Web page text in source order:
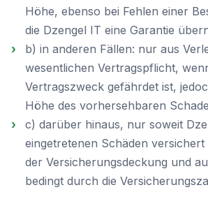
Höhe, ebenso bei Fehlen einer
die Dzengel IT eine Garantie
b) in anderen Fällen: nur aus
wesentlichen Vertragspflicht,
Vertragszweck gefährdet ist,
Höhe des vorhersehbaren
c) darüber hinaus, nur soweit
eingetretenen Schäden versichert
der Versicherungsdeckung und
bedingt durch die